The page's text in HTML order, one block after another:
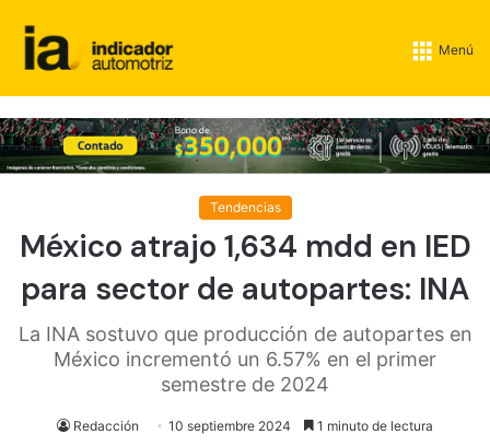
Menú
Tendencias
México atrajo 1,634 mdd en IED
para sector de autopartes: INA
La INA sostuvo que producción de autopartes en
México incrementó un 6.57% en el primer
semestre de 2024
Redacción 10 septiembre 2024 1 minuto de lectura